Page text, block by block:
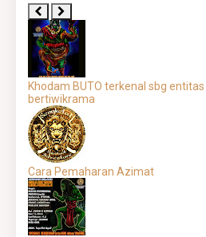
Khodam BUTO terkenal sbg
bertiwikrama
Cara Pemaharan Azimat